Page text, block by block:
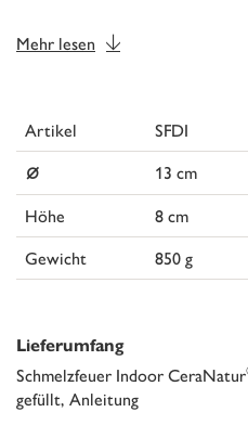
Mehr lesen
Artikel SFDI
⌀
13 cm
Höhe
8 cm
Gewicht
850 g
Lieferumfang
Schmelzfeuer Indoor CeraNatur
gefüllt, Anleitung